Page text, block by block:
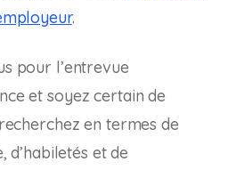
.
pour l’entrevue
et soyez certain de
en termes de
d’habiletés et de